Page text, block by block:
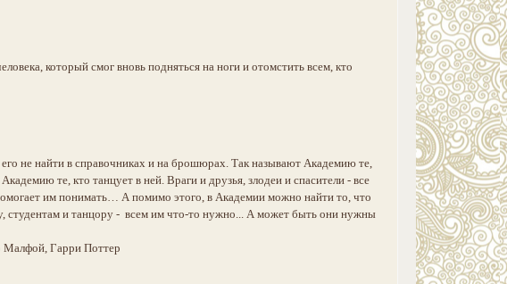
который смог вновь подняться на ноги и отомстить всем, кто
не найти в справочниках и на брошюрах. Так называют Академию те,
те, кто танцует в ней. Враги и друзья, злодеи и спасители - все
им понимать… А помимо этого, в Академии можно найти то, что
и танцору - всем им что-то нужно... А может быть они нужны
Малфой, Гарри Поттер